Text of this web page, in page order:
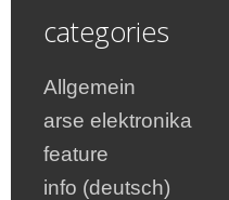
categories
Allgemein
arse elektronika
feature
info (deutsch)